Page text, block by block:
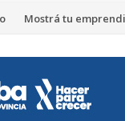
Mostrá tu